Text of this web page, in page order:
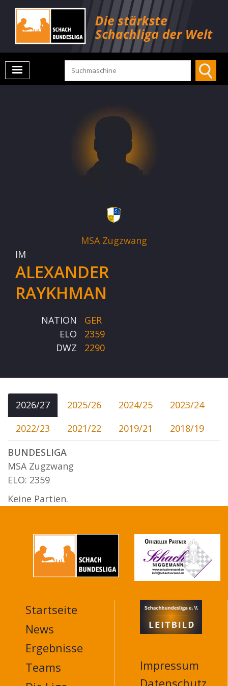
MSA Zugzwang
IM
ALEXANDER
RAYKHMAN
NATION
GER
ELO
2359
DWZ
2290
2026/27 2025/26 2024/25
2023/24
2022/23
2021/22 2019/21
2018/19
BUNDESLIGA
MSA Zugzwang
ELO: 2359
Keine Partien.
MAIN
NAVIGATION
FOOTER
Startseite
News
Ergebnisse
Teams
Impressum